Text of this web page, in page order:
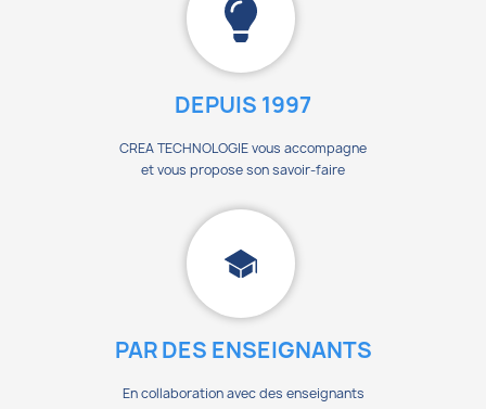
DEPUIS 1997
CREA TECHNOLOGIE vous accompagne
et vous propose son savoir-faire
PAR DES ENSEIGNANTS
En collaboration avec des enseignants